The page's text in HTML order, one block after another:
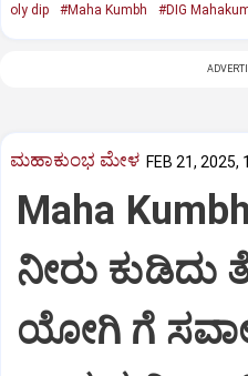
oly dip
#Maha Kumbh #DIG
ಮಹಾಕುಂಭ ಮೇಳ FEB 21, 2025,
Maha
ನೀರು
ಯೋಗಿ ಗೆ